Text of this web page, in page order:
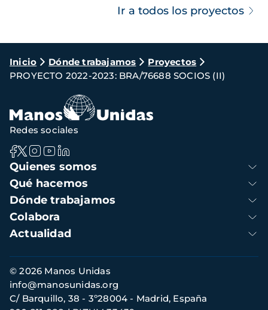
Ir a todos los proyectos
Ruta
de
navegación
Inicio Dónde trabajamos
Proyectos
PROYECTO 2022-2023: BRA/76688 SOCIOS (II)
Navegación
principal
Quienes somos
Qué hacemos
Dónde trabajamos
Colabora
Actualidad
Redes sociales
Información
de
contacto
© 2026 Manos Unidas
C/ Barquillo, 38 - 3º28004 - Madrid, España
info@manosunidas.org